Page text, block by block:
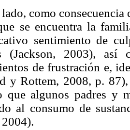
como
se encuentra la
sentimiento de
(Jackson, 2003), así
de frustración e,
y Rottem, 2008, p.
que algunos padres y
al consumo de